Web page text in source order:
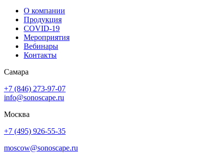
О компании
Продукция
COVID-19
Мероприятия
Вебинары
Контакты
Самара
+7 (846) 273-97-07
info@sonoscape.ru
Москва
+7 (495) 926-55-35
moscow@sonoscape.ru